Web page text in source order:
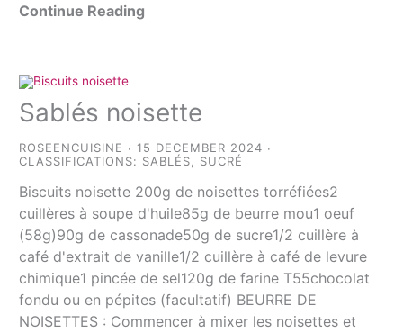
Continue Reading
Sablés noisette
ROSEENCUISINE
15 DECEMBER 2024
CLASSIFICATIONS: SABLÉS, SUCRÉ
Biscuits noisette 200g de noisettes torréfiées2
cuillères à soupe d'huile85g de beurre mou1 oeuf
(58g)90g de cassonade50g de sucre1/2 cuillère à
café d'extrait de vanille1/2 cuillère à café de levure
chimique1 pincée de sel120g de farine T55chocolat
fondu ou en pépites (facultatif) BEURRE DE
NOISETTES : Commencer à mixer les noisettes et